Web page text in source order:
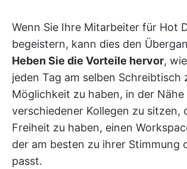
Wenn Sie Ihre Mitarbeiter für Hot
begeistern, kann dies den
Heben Sie die Vorteile hervor,
jeden Tag am selben Schreibtisch
Möglichkeit zu haben, in der Nähe
verschiedener Kollegen zu sitzen,
Freiheit zu haben, einen
der am besten zu ihrer Stimmung
passt.